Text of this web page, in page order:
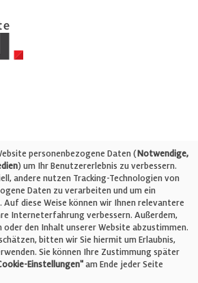
0
bau.eu
personenbezogene Daten (Notwendige,
) um Ihr Benutzererlebnis zu verbessern.
andere nutzen Tracking-Technologien von
Daten zu verarbeiten und um ein
diese Weise können wir Ihnen relevantere
Interneterfahrung verbessern. Außerdem,
oder den Inhalt unserer Website abzustimmen.
bitten wir Sie hiermit um Erlaubnis,
Sie können Ihre Zustimmung später
Einstellungen" am Ende jeder Seite